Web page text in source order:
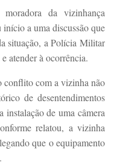
da vizinhança
a uma discussão que
situação, a Polícia Militar
atender à ocorrência.
conflito com a vizinha não
de desentendimentos
instalação de uma câmera
relatou, a vizinha
que o equipamento